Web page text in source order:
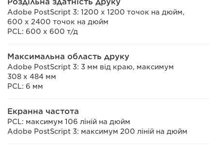
Adobe PostScript 3: 1200 x 1200 точок на дюйм,
600 x 2400 точок на дюйм
PCL: 600 х 600 т/д
Максимальна область друку
Adobe PostScript 3: 3 мм від краю, максимум
308 x 484 мм
PCL: 6 мм
Екранна частота
PCL: максимум 106 ліній на дюйм
Adobe PostScript 3: максимум 200 ліній на дюйм